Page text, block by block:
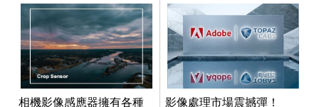
相機影像感應器擁有各種
影像處理市場震撼彈！